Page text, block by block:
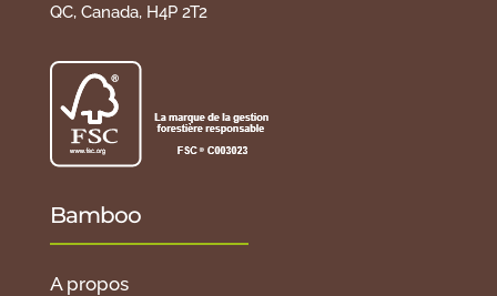
QC, Canada, H4P 2T2
Bamboo
A propos